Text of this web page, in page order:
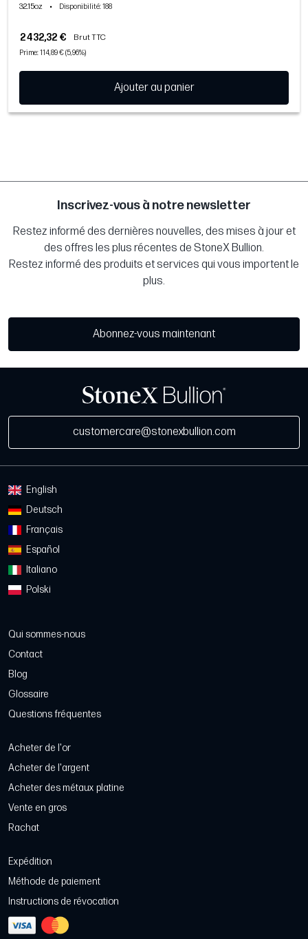
32.15oz • Disponibilité: 188
2 432,32 € Brut TTC
Prime: 114,89 € (5,96%)
Ajouter au panier
Inscrivez-vous à notre newsletter
Restez informé des dernières nouvelles, des mises à jour et
des offres les plus récentes de StoneX Bullion.
Restez informé des produits et services qui vous importent le
plus.
Abonnez-vous maintenant
customercare@stonexbullion.com
English
Deutsch
Français
Español
Italiano
Polski
Qui sommes-nous
Contact
Blog
Glossaire
Questions fréquentes
Acheter de l'or
Acheter de l'argent
Acheter des métaux platine
Vente en gros
Rachat
Expédition
Méthode de paiement
Instructions de révocation